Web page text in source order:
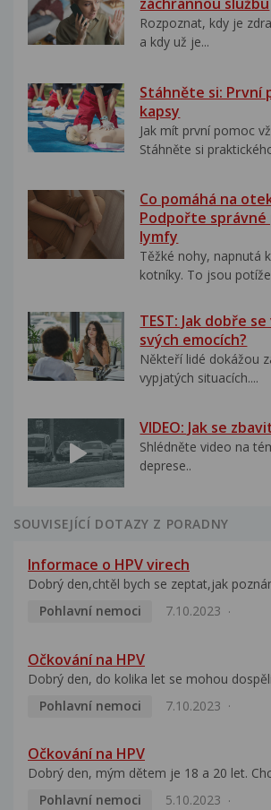
Rozpoznat, kdy je
a kdy už je...
Stáhněte si: První
kapsy
Jak mít první pomoc
Stáhněte si
Co pomáhá na
Podpořte
lymfy
Těžké nohy, napnutá
kotníky. To jsou
TEST: Jak dobře
svých emocích?
Někteří lidé dokážou
vypjatých situacích....
VIDEO: Jak se
Shlédněte video na
deprese..
SOUVISEJÍCÍ DOTAZY Z PORADNY
Informace o HPV virech
Dobrý den,chtěl bych se zeptat,jak
Pohlavní nemoci
7.10.2023
Očkování na HPV
Dobrý den, do kolika let se mohou
Pohlavní nemoci
7.10.2023
Očkování na HPV
Dobrý den, mým dětem je 18 a 20 let.
Pohlavní nemoci
5.10.2023